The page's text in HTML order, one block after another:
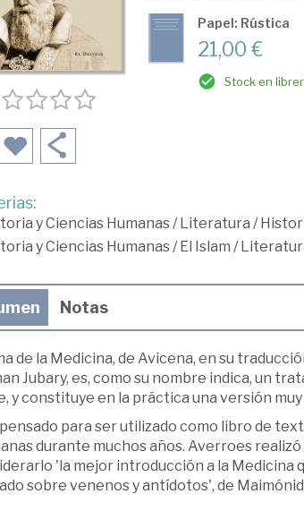
Papel: Rústica
21,00 €
Stock en
y Ciencias Humanas/ Literatura /
y Ciencias Humanas/ El Islam /
Notas
de la Medicina, de Avicena, en su
Jubary, es, como su nombre indica, un
y constituye en la práctica una versión
para ser utilizado como libro de
durante muchos años. Averroes
'la mejor introducción a la Medicina
sobre venenos y antídotos', de